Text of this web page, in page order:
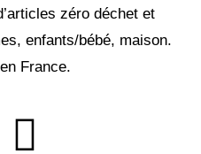
zéro déchet et
enfants/bébé, maison.
France.